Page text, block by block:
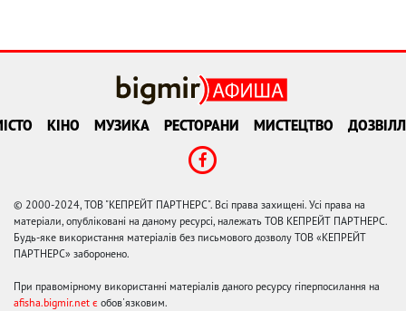
КІНО МУЗИКА РЕСТОРАНИ МИСТЕЦТВО
© 2000-2024, ТОВ "КЕПРЕЙТ ПАРТНЕРС". Всі права захищені. Усі права на
матеріали, опубліковані на даному ресурсі, належать ТОВ КЕПРЕЙТ ПАРТНЕРС.
Будь-яке використання матеріалів без письмового дозволу ТОВ «КЕПРЕЙТ
ПАРТНЕРС» заборонено.
При правомірному використанні матеріалів даного ресурсу гіперпосилання на
afisha.bigmir.net є обов'язковим.